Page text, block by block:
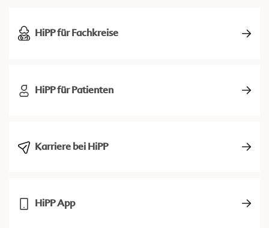
HiPP für Fachkreise
HiPP für Patienten
Karriere bei HiPP
HiPP App